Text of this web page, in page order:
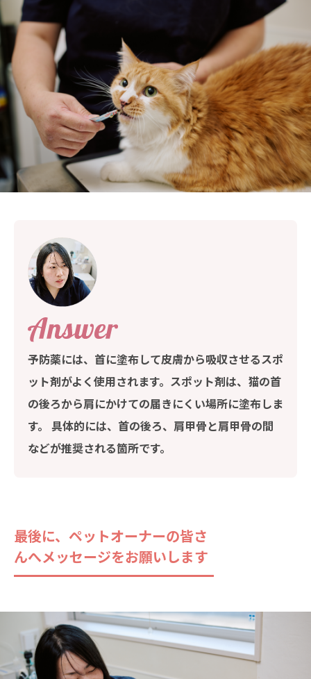
予防薬には、首に塗布して皮膚から吸収させるスポ
ット剤がよく使用されます。スポット剤は、猫の首
の後ろから肩にかけての届きにくい場所に塗布しま
す。 具体的には、首の後ろ、肩甲骨と肩甲骨の間
などが推奨される箇所です。
最後に、ペットオーナーの皆さ
んへメッセージをお願いします